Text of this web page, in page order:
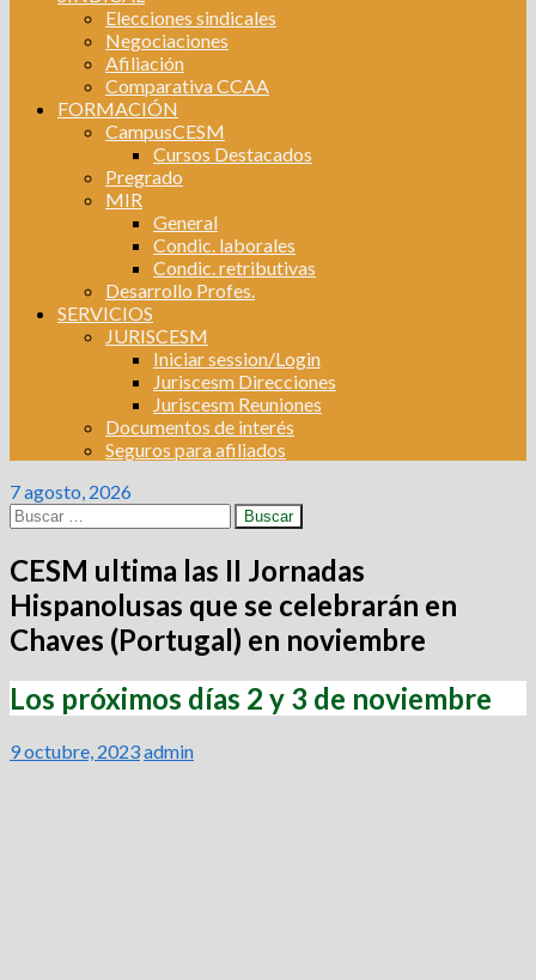
Elecciones sindicales
Negociaciones
Afiliación
Comparativa CCAA
FORMACIÓN
CampusCESM
Cursos Destacados
Pregrado
MIR
General
Condic. laborales
Condic. retributivas
Desarrollo Profes.
SERVICIOS
JURISCESM
Iniciar session/Login
Juriscesm Direcciones
Juriscesm Reuniones
Documentos de interés
Seguros para afiliados
7 agosto, 2026
Buscar:
CESM ultima las II Jornadas
Hispanolusas que se celebrarán en
Chaves (Portugal) en noviembre
Los próximos días 2 y 3 de noviembre
9 octubre, 2023admin